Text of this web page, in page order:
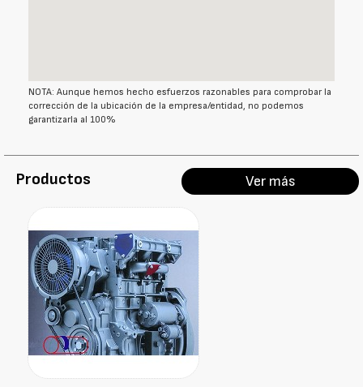
NOTA: Aunque hemos hecho esfuerzos razonables para comprobar la
corrección de la ubicación de la empresa/entidad, no podemos
garantizarla al 100%
Productos Ver más